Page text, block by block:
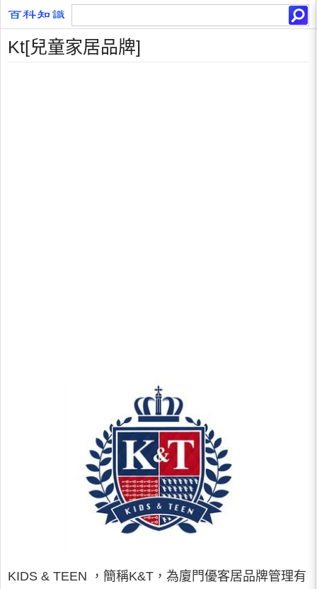
Kt[兒童家居品牌]
KIDS & TEEN ，簡稱K&T，為廈門優客居品牌管理有